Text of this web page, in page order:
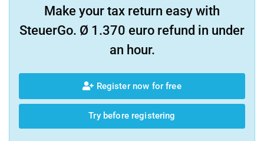
Make your tax return easy with
SteuerGo. Ø 1.370 euro refund in under
an hour.
Register now for free
Try before registering